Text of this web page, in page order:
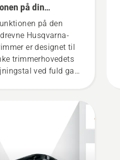
på din
græstrimmer
på den
Husqvarna-
er designet til
trimmerhovedets
ved fuld gas,
mens der
let græs. Du skal
på én knap på
savE-funktionen til